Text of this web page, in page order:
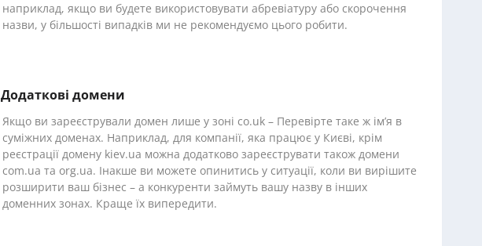
наприклад, якщо ви будете використовувати абревіатуру або скорочення
назви, у більшості випадків ми не рекомендуємо цього робити.
Додаткові домени
Якщо ви зареєстрували домен лише у зоні co.uk – Перевірте таке ж ім’я в
суміжних доменах. Наприклад, для компанії, яка працює у Києві, крім
реєстрації домену kiev.ua можна додатково зареєструвати також домени
com.ua та org.ua. Інакше ви можете опинитись у ситуації, коли ви вирішите
розширити ваш бізнес – а конкуренти займуть вашу назву в інших
доменних зонах. Краще їх випередити.